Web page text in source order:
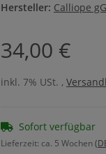
Hersteller: Calliope
34,00 €
inkl. 7% USt. ,
Sofort verfügbar
Lieferzeit: ca. 5 Wochen